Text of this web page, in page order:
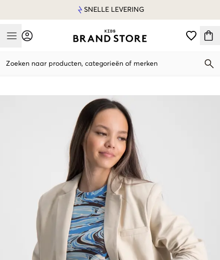
SNELLE LEVERING
Mobile Menu
Zoeken naar producten, categorieën of merken